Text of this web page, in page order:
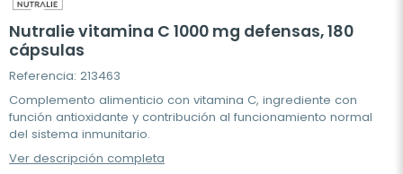
Nutralie vitamina C 1000 mg defensas, 180
cápsulas
Referencia: 213463
Complemento alimenticio con vitamina C, ingrediente con
función antioxidante y contribución al funcionamiento normal
del sistema inmunitario.
Ver descripción completa